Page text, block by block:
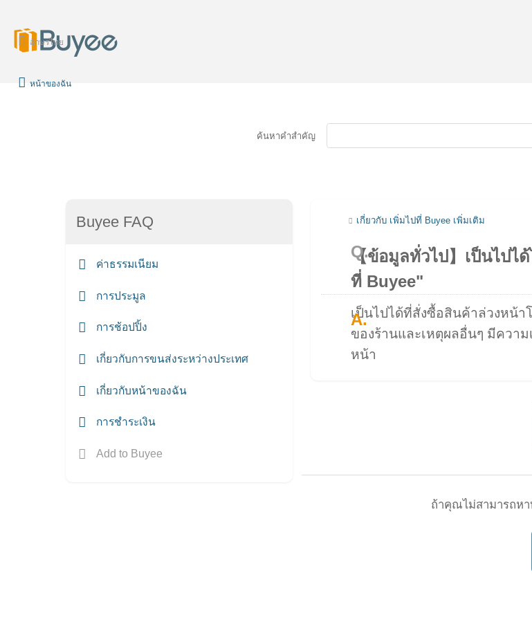
อักษรไทย
หน้าของฉัน
ค้นหาคำสำคัญ
Buyee FAQ
ค่าธรรมเนียม
การประมูล
การช้อปปิ้ง
เกี่ยวกับการขนส่งระหว่างประเทศ
เกี่ยวกับหน้าของฉัน
การชำระเงิน
Add to Buyee
เกี่ยวกับ เพิ่มไปที่ Buyee เพิ่มเติม
【ข้อมูลทั่วไป】เป็นไปไ
ที่ Buyee"
เป็นไปได้ที่สั่งซื้อสินค้าล่วงหน้า
ของร้านและเหตุผลอื่นๆ มีควา
หน้า
ถ้าคุณไม่สามารถห